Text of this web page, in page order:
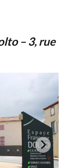
– 3, rue